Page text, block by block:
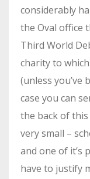
considerably
the Oval office
Third World
charity to
(unless you’ve
case you can
the back of
very small –
and one of it’s
have to justify